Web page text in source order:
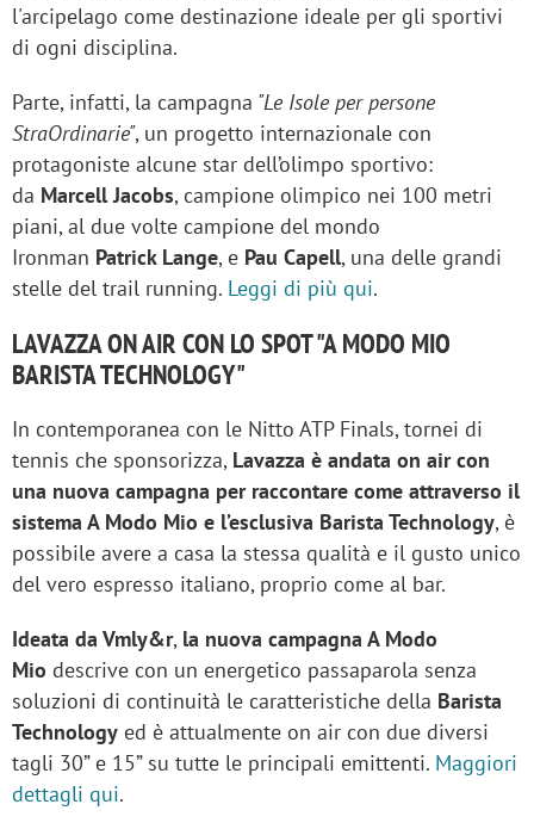
l'arcipelago come destinazione ideale per gli sportivi
di ogni disciplina.
Parte, infatti, la campagna "Le Isole per persone
StraOrdinarie", un progetto internazionale con
protagoniste alcune star dell’olimpo sportivo:
da Marcell Jacobs, campione olimpico nei 100 metri
piani, al due volte campione del mondo
Ironman Patrick Lange, e Pau Capell, una delle grandi
stelle del trail running. Leggi di più qui.
LAVAZZA ON AIR CON LO SPOT "A MODO MIO
BARISTA TECHNOLOGY"
In contemporanea con le Nitto ATP Finals, tornei di
tennis che sponsorizza, Lavazza è andata on air con
una nuova campagna per raccontare come attraverso il
sistema A Modo Mio e l’esclusiva Barista Technology, è
possibile avere a casa la stessa qualità e il gusto unico
del vero espresso italiano, proprio come al bar.
Ideata da Vmly&r, la nuova campagna A Modo
Mio descrive con un energetico passaparola senza
soluzioni di continuità le caratteristiche della Barista
Technology ed è attualmente on air con due diversi
tagli 30” e 15” su tutte le principali emittenti. Maggiori
dettagli qui.